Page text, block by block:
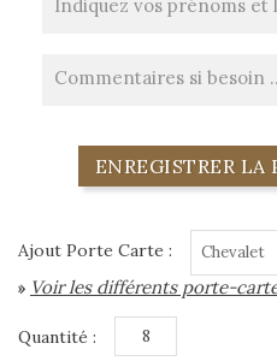
ENREGISTRER
Ajout Porte Carte :
» Voir les différents porte-
Quantité :